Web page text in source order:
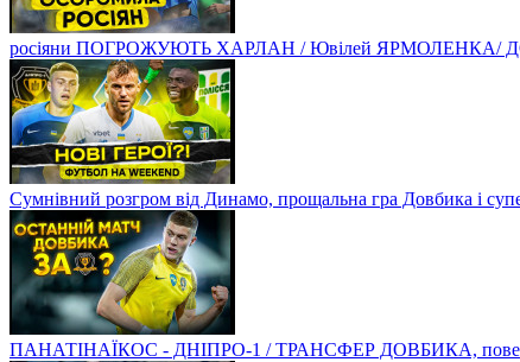
росіяни ПОГРОЖУЮТЬ ХАРЛАН / Ювілей ЯРМОЛЕНКА/
Сумнівний розгром від Динамо, прощальна гра Довбика і
ПАНАТІНАЇКОС - ДНІПРО-1 / ТРАНСФЕР ДОВБИКА,